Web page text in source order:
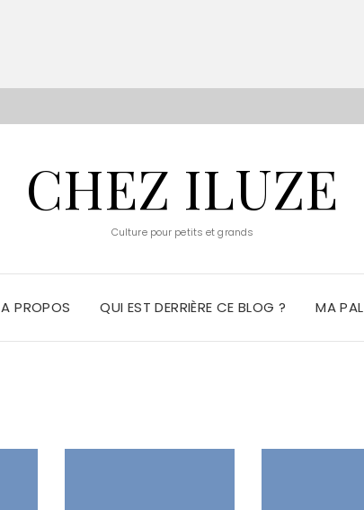
CHEZ ILUZE
Culture pour petits et grands
A PROPOS QUI EST DERRIÈRE CE BLOG ? MA PAL